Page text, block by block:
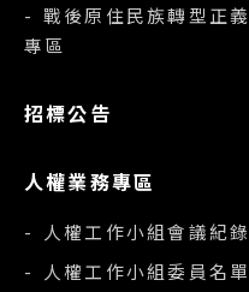
- 戰後原住民族轉型正義
專區
招標公告
人權業務專區
- 人權工作小組會議紀錄
- 人權工作小組委員名單